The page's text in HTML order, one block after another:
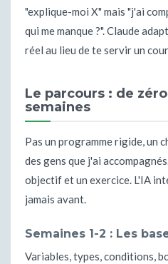
"explique-moi X" mais "j'ai
qui me manque ?". Claude
réel au lieu de te servir un
Le parcours : de
semaines
Pas un programme rigide, un
des gens que j'ai
objectif et un exercice. L'IA
jamais avant.
Semaines 1-2 : Les
Variables, types, conditions,